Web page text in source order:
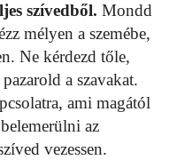
szívedből. Mondd
mélyen a szemébe,
Ne kérdezd tőle,
a szavakat.
ami magától
az
vezessen.